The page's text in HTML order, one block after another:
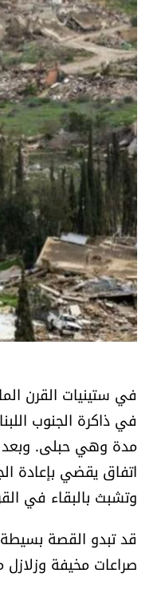
​في ستينيات القرن
في ذاكرة الجنوب
مدة وهي حبلى. وبعد
اتفاق يقضي بإعادة
وتشبث بالبقاء في
​قد تبدو القصة
صراعات مخيفة